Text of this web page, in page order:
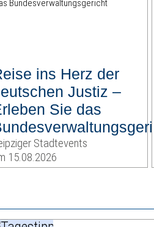
ins Herz der
Justiz –
Sie das
Stadtevents
15.08.2026